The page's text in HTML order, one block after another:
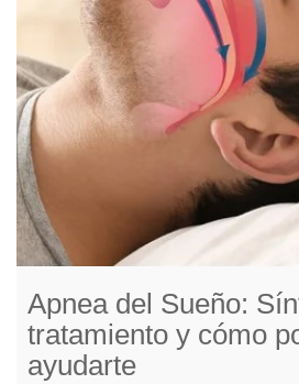
Apnea del Sueño:
tratamiento y cómo
ayudarte